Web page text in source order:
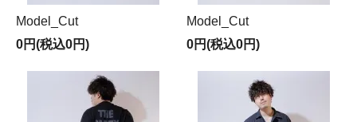
Model_Cut
0円(税込0円)
Model_Cut
0円(税込0円)